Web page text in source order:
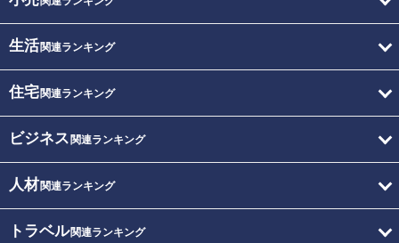
生活関連ランキング
住宅関連ランキング
ビジネス 関連ランキング
人材関連ランキング
トラベル関連ランキング